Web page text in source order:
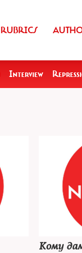
RUBRICS
Interview
Кому